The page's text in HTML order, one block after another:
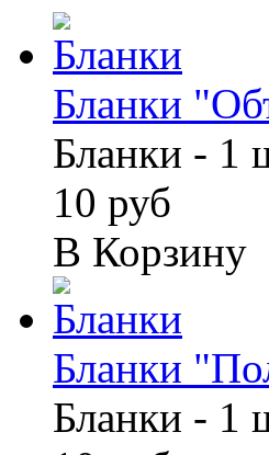
Бланки
Бланки -
10 руб
В Корзину
Бланки
Бланки -